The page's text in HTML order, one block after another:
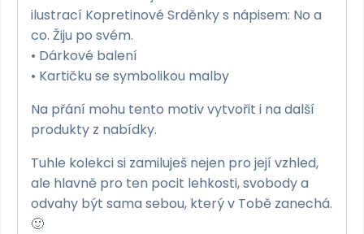
ilustrací Kopretinové Srděnky s nápisem: No a
co. Žiju po svém.
• Dárkové balení
• Kartičku se symbolikou malby
Na přání mohu tento motiv vytvořit i na další
produkty z nabídky.
Tuhle kolekci si zamiluješ nejen pro její vzhled,
ale hlavně pro ten pocit lehkosti, svobody a
odvahy být sama sebou, který v Tobě zanechá.
🙂